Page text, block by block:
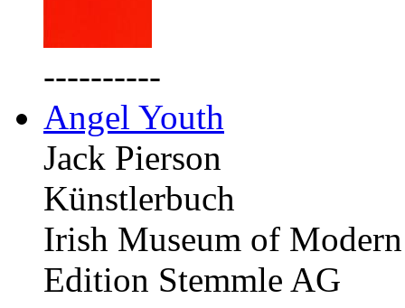
----------
Angel Youth
Jack Pierson
Künstlerbuch
Irish Museum of
Edition Stemmle AG